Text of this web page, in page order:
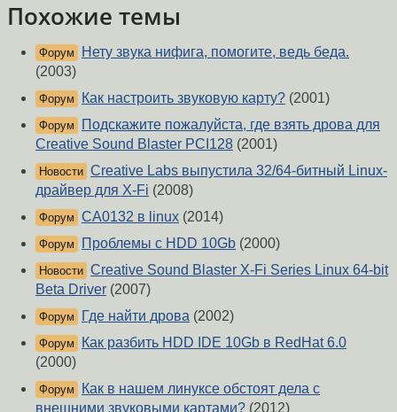
Похожие темы
Форум
Нету звука нифига, помогите, ведь беда.
(2003)
Форум Как настроить звуковую карту? (2001)
Форум
Подскажите пожалуйста, где взять дрова для
Creative Sound Blaster PCI128 (2001)
Новости Creative Labs выпустила 32/64-битный Linux-
драйвер для X-Fi (2008)
Форум CA0132 в linux (2014)
Форум Проблемы с HDD 10Gb (2000)
Новости Creative Sound Blaster X-Fi Series Linux 64-bit
Beta Driver (2007)
Форум Где найти дрова (2002)
Форум
Как разбить HDD IDE 10Gb в RedHat 6.0
(2000)
Форум
Как в нашем линуксе обстоят дела с
внешними звуковыми картами? (2012)